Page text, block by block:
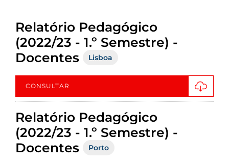
Relatório Pedagógico
(2022/23 - 1.º Semestre) -
Docentes
Lisboa
CONSULTAR
Relatório Pedagógico
(2022/23 - 1.º Semestre) -
Docentes
Porto